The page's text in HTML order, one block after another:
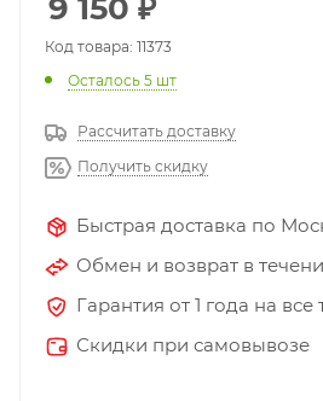
9 150 ₽
Код товара: 11373
Осталось 5 шт
Рассчитать доставку
Получить скидку
Быстрая доставка по
Обмен и возврат в
Гарантия от 1 года на все
Скидки при самовывозе